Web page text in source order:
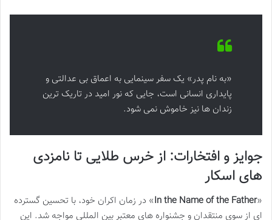
«به نام پدر» یک سفر سینمایی به اعماق بی عدالتی و
پایداری انسانی است، جایی که نور امید در تاریک ترین
زندان ها نیز خاموش نمی شود.
جوایز و افتخارات: از خرس طلایی تا نامزدی
های اسکار
«
In the Name of the Father» در زمان اکران خود، با تحسین گسترده
ای از سوی منتقدان و جشنواره های معتبر بین المللی مواجه شد. این